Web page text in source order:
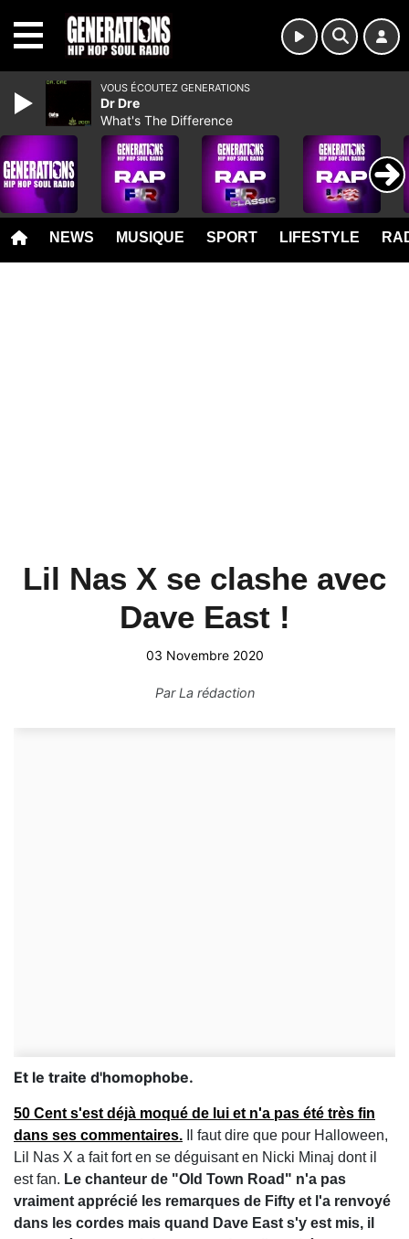
NEWS MUSIQUE SPORT LIFESTYLE
Lil Nas X se clashe avec
Dave East !
03 Novembre 2020
ParLa rédaction
Et le traite d'homophobe.
50 Cent s'est déjà moqué de lui et n'a pas été très fin
dans ses commentaires. Il faut dire que pour Halloween,
Lil Nas X a fait fort en se déguisant en Nicki Minaj dont il
est fan. Le chanteur de "Old Town Road" n'a pas
vraiment apprécié les remarques de Fifty et l'a renvoyé
dans les cordes mais quand Dave East s'y est mis, il
VOUS ÉCOUTEZ GENERATIONS
Dr Dre
What's The Difference